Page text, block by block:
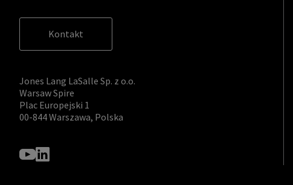
Kontakt
Jones Lang LaSalle Sp. z o.o.
Warsaw Spire
Plac Europejski 1
00-844 Warszawa, Polska